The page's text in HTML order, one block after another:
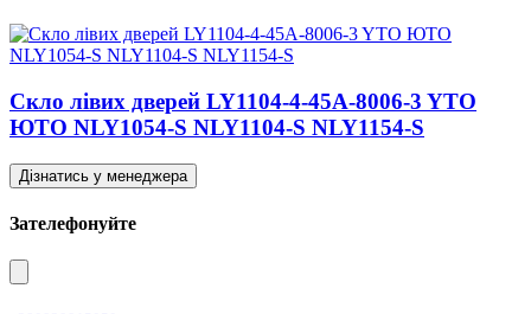
Скло лівих дверей LY1104-4-45A-8006-3 YTO
ЮТО NLY1054-S NLY1104-S NLY1154-S
Дізнатись у менеджера
Зателефонуйте